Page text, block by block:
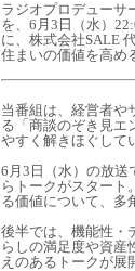
ラジオプロデューサ
を、6月3日（水）
に、株式会社SALE
住まいの価値を高め
当番組は、経営者や
る「商談のぞき見エ
やすく解きほぐして
6月3日（水）の放送
らトークがスタート
る価値について、多
後半では、機能性・
らしの満足度や資産
えのあるトークが展